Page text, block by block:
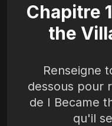
Chapitre
the
Renseigne
dessous pour
de I Became
qu'il